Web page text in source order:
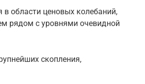
области ценовых колебаний,
рядом с уровнями очевидной
скопления,